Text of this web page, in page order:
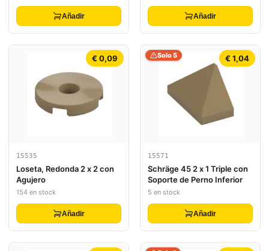
Añadir Añadir
€ 0,09
15535
Loseta, Redonda 2 x 2 con
Agujero
154 en stock
Añadir
€ 1,04
Solo 5
15571
Schräge 45 2 x 1 Triple con
Soporte de Perno Inferior
5 en stock
Añadir